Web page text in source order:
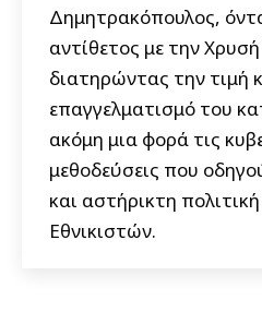
Δημητρακόπουλος,
αντίθετος με την
διατηρώντας την τιμή
επαγγελματισμό του
ακόμη μια φορά τις
μεθοδεύσεις που
και αστήρικτη
Εθνικιστών.